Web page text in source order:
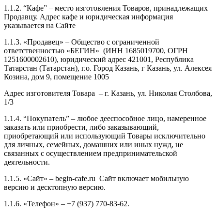
1.1.2. “Кафе” – место изготовления Товаров, принадлежащих
Продавцу. Адрес кафе и юридическая информация
указывается на Сайте
1.1.3. «Продавец» – Общество с ограниченной
ответственностью «БЕГИН» (ИНН 1685019700, ОГРН
1251600002610), юридический адрес 421001, Республика
Татарстан (Татарстан), г.о. Город Казань, г Казань, ул. Алексея
Козина, дом 9, помещение 1005
Адрес изготовителя Товара – г. Казань, ул. Николая Столбова,
1/3
1.1.4. “Покупатель” – любое дееспособное лицо, намеренное
заказать или приобрести, либо заказывающий,
приобретающий или использующий Товары исключительно
для личных, семейных, домашних или иных нужд, не
связанных с осуществлением предпринимательской
деятельности.
1.1.5. «Сайт» – begin-cafe.ru Сайт включает мобильную
версию и десктопную версию.
1.1.6. «Телефон» – +7 (937) 770-83-62.